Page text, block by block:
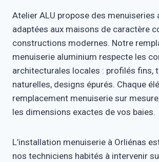
Atelier ALU propose des menuiseries
adaptées aux maisons de caractère
constructions modernes. Notre
menuiserie aluminium respecte les
architecturales locales : profilés fins,
naturelles, designs épurés. Chaque
remplacement menuiserie sur
les dimensions exactes de vos baies.
L’installation menuiserie à Orliénas
nos techniciens habités à intervenir